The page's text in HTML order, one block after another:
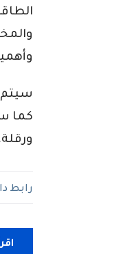
كما
رابط